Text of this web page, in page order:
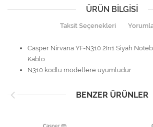
ÜRÜN BILGISI
Taksit Seçenekleri
Casper Nirvana YF-N310 2In1 Siyah
Kablo
N310 kodlu modellere uyumludur
BENZER ÜRÜNLER